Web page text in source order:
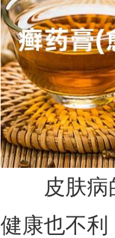
皮肤
健康也不利